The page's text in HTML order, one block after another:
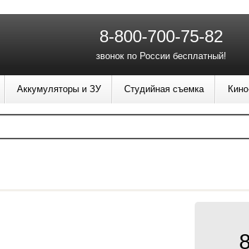
8-800-700-75-82
звонок по России бесплатный!
Аккумуляторы и ЗУ Студийная съемка